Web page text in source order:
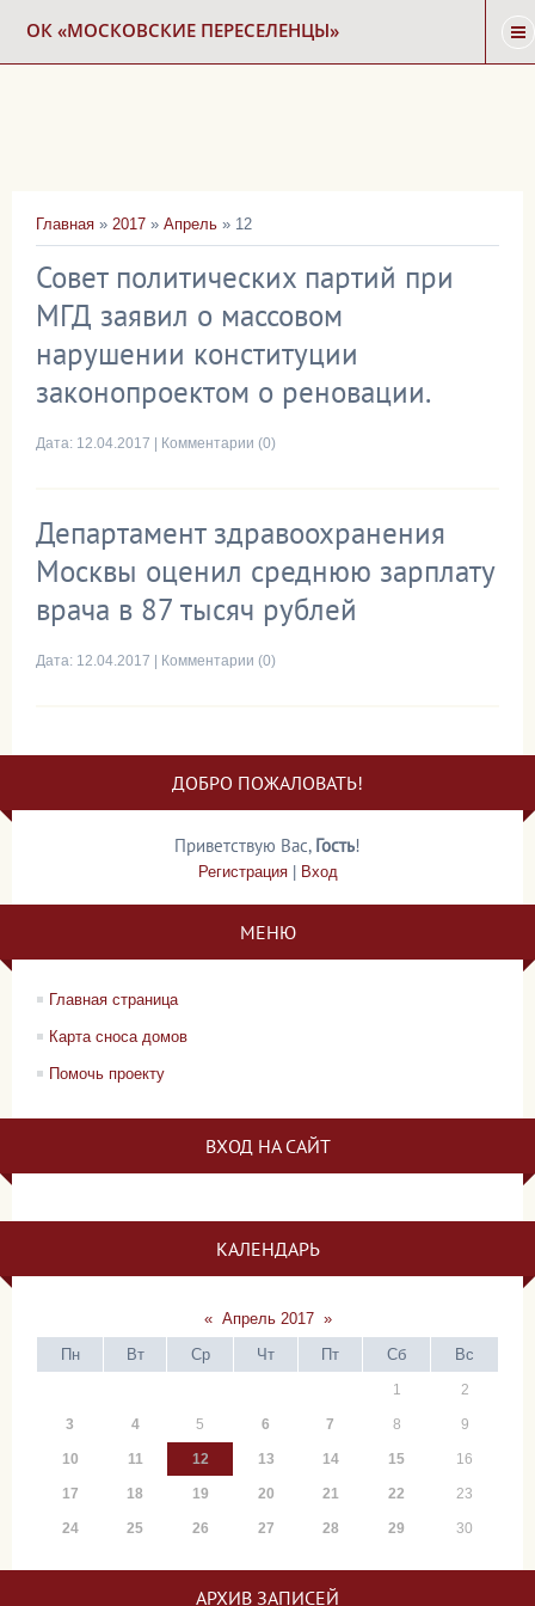
ОК «МОСКОВСКИЕ ПЕРЕСЕЛЕНЦЫ»
КАРТА СНОСА
ФОРУМ
КОНТАКТЫ
Главная » 2017 » Апрель » 12
Совет политических партий при
МГД заявил о массовом
нарушении конституции
законопроектом о реновации.
Дата: 12.04.2017 Комментарии (0)
Департамент здравоохранения
Москвы оценил среднюю зарплату
врача в 87 тысяч рублей
Дата: 12.04.2017 Комментарии (0)
ДОБРО ПОЖАЛОВАТЬ!
Приветствую Вас, Гость!
Регистрация| Вход
МЕНЮ
Главная страница
Карта сноса домов
Помочь проекту
ВХОД НА САЙТ
КАЛЕНДАРЬ
« Апрель 2017 »
Пн
Вт Ср Чт Пт Сб Вс
1 2
3 4 5 6 7 8 9
10 11 12 13 14 15 16
17 18 19 20 21 22 23
24 25 26 27 28 29 30
АРХИВ ЗАПИСЕЙ